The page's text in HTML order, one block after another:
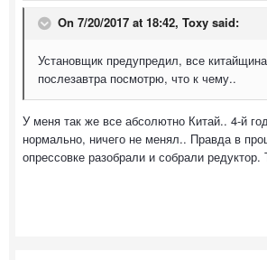
On 7/20/2017 at 18:42, Toxy said:
Установщик предупредил, все
послезавтра посмотрю, что к чему..
У меня так же все абсолютно Китай.. 4-й
нормально, ничего не менял.. Правда в
опрессовке разобрали и собрали редуктор.